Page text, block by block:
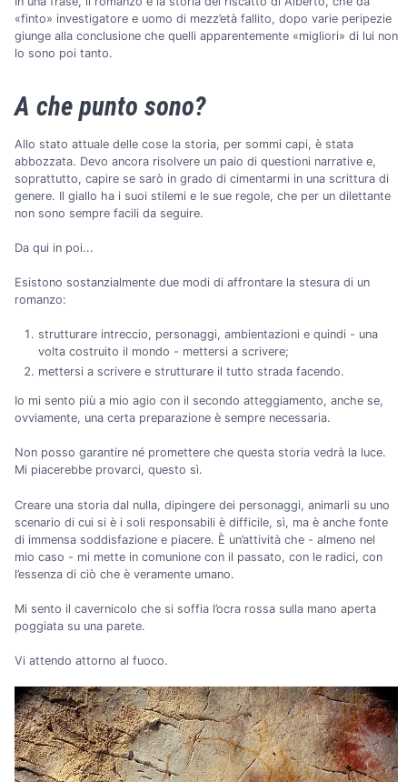
«finto» investigatore e uomo di mezz’età fallito, dopo varie peripezie
giunge alla conclusione che quelli apparentemente «migliori» di lui non
lo sono poi tanto.
A che punto sono?
Allo stato attuale delle cose la storia, per sommi capi, è stata
abbozzata. Devo ancora risolvere un paio di questioni narrative e,
soprattutto, capire se sarò in grado di cimentarmi in una scrittura di
genere. Il giallo ha i suoi stilemi e le sue regole, che per un dilettante
non sono sempre facili da seguire.
Da qui in poi...
Esistono sostanzialmente due modi di affrontare la stesura di un
romanzo:
strutturare intreccio, personaggi, ambientazioni e quindi - una
volta costruito il mondo - mettersi a scrivere;
mettersi a scrivere e strutturare il tutto strada facendo.
Io mi sento più a mio agio con il secondo atteggiamento, anche se,
ovviamente, una certa preparazione è sempre necessaria.
Non posso garantire né promettere che questa storia vedrà la luce.
Mi piacerebbe provarci, questo sì.
Creare una storia dal nulla, dipingere dei personaggi, animarli su uno
scenario di cui si è i soli responsabili è difficile, sì, ma è anche fonte
di immensa soddisfazione e piacere. È un’attività che - almeno nel
mio caso - mi mette in comunione con il passato, con le radici, con
l’essenza di ciò che è veramente umano.
Mi sento il cavernicolo che si soffia l’ocra rossa sulla mano aperta
poggiata su una parete.
Vi attendo attorno al fuoco.